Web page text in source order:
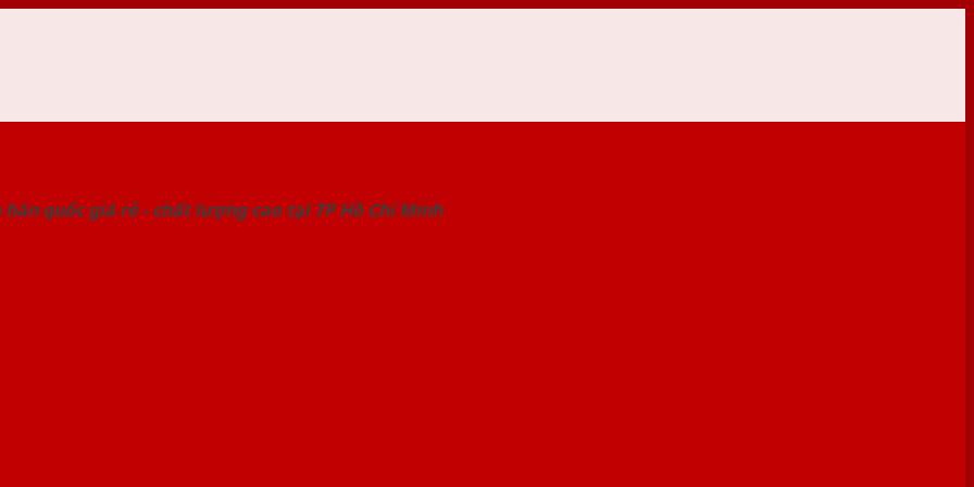
quốc giá rẻ - chất lượng cao tại TP Hồ Chí Minh